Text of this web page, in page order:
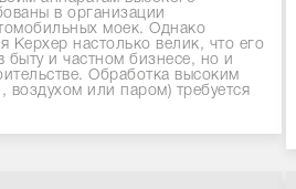
в организации
моек. Однако
Керхер настолько велик, что его
быту и частном бизнесе, но и
Обработка высоким
воздухом или паром) требуется